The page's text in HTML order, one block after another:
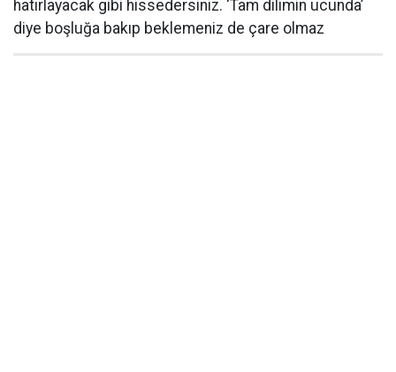
hatırlayacak gibi hissedersiniz. ‘Tam dilimin ucunda’
diye boşluğa bakıp beklemeniz de çare olmaz